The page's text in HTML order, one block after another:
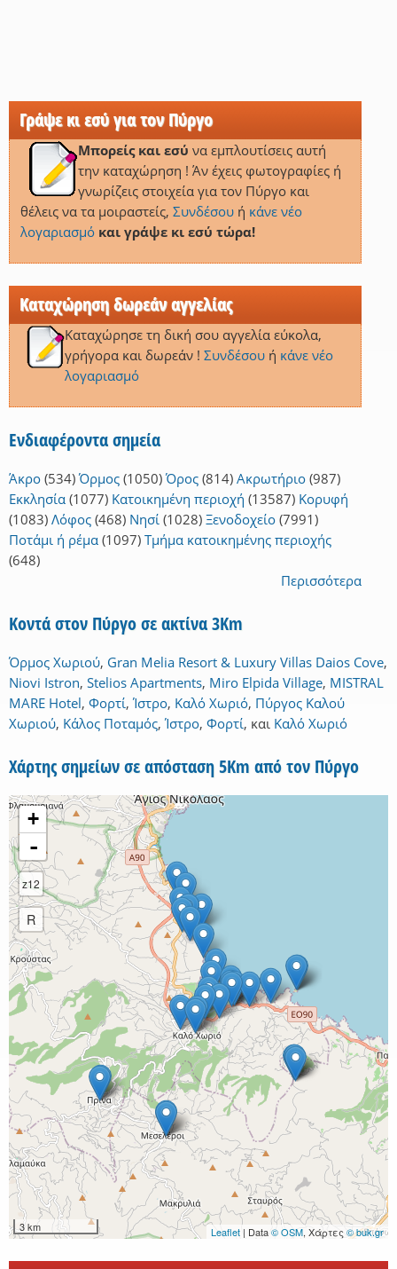
Γράψε κι εσύ για τον Πύργο
Μπορείς και εσύ να εμπλουτίσεις αυτή
την καταχώρηση ! Άν έχεις φωτογραφίες ή
γνωρίζεις στοιχεία για τον Πύργο και
θέλεις να τα μοιραστείς, Συνδέσουή κάνε νέο
λογαριασμό και γράψε κι εσύ τώρα!
Καταχώρηση δωρεάν αγγελίας
Καταχώρησε τη δική σου αγγελία εύκολα,
γρήγορα και δωρεάν ! Συνδέσουή κάνε νέο
λογαριασμό
Ενδιαφέροντα σημεία
Άκρο (534) Όρμος (1050) Όρος (814) Ακρωτήριο (987)
Εκκλησία (1077) Κατοικημένη περιοχή (13587) Κορυφή
(1083) Λόφος (468) Νησί (1028) Ξενοδοχείο (7991)
Ποτάμι ή ρέμα (1097) Τμήμα κατοικημένης περιοχής
(648)
Περισσότερα
Κοντά στον Πύργο σε ακτίνα 3Km
Όρμος Χωριού, Gran Melia Resort & Luxury Villas Daios Cove,
Niovi Istron, Stelios Apartments, Miro Elpida Village, MISTRAL
MARE Hotel, Φορτί,Ίστρο, Καλό Χωριό, Πύργος Καλού
Χωριού, Κάλος Ποταμός,Ίστρο, Φορτί, και Καλό Χωριό
Χάρτης σημείων σε απόσταση 5Km από τον Πύργο
+
-
z12
R
3 km Leaflet | Data© OSM, Χάρτες© buk.gr